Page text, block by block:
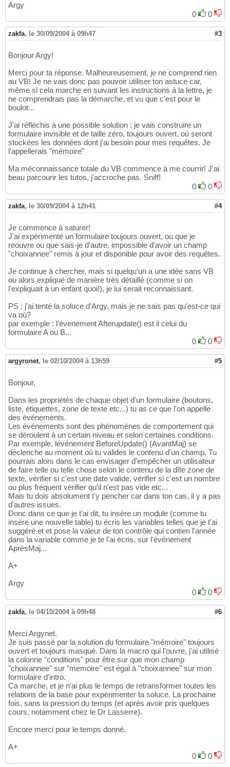
Argy
0
0
zakfa, le 30/09/2004 à 09h47 #3
Bonjour Argy!
Merci pour ta réponse. Malheureusement, je ne comprend rien
au VB! Je ne vais donc pas pouvoir utiliser ton astuce car,
même si cela marche en suivant les instructions à la lettre, je
ne comprendrais pas la démarche, et vu que c'est pour le
boulot...
J'ai réfléchis à une possible solution : je vais construire un
formulaire invisible et de taille zéro, toujours ouvert, où seront
stockées les données dont j'ai besoin pour mes requêtes. Je
l'appellerais "mémoire"
Ma méconnaissance totale du VB commence à me courrir! J'ai
beau parcourir les tutos, j'accroche pas. Sniff!
0
0
zakfa, le 30/09/2004 à 12h41 #4
Je commence à saturer!
J'ai expérimenté un formulaire toujours ouvert, ou que je
reouvre ou que sais-je d'autre, impossible d'avoir un champ
"choixannee" remis à jour et disponible pour avoir des requêtes.
Je continue à chercher, mais si quelqu'un a une idée sans VB
ou alors expliqué de manière très détaillé (comme si on
l'expliquait à un enfant quoi!), je lui serait reconnaissant.
PS : j'ai tenté la soluce d'Argy, mais je ne sais pas qu'est-ce qui
va où?
par exemple : l'évenement Afterupdate() est il celui du
formulaire A ou B...
0
0
argyronet, le 02/10/2004 à 13h59 #5
Bonjour,
Dans les propriétés de chaque objet d'un formulaire (boutons,
liste, étiquettes, zone de texte etc...) tu as ce que l'on appelle
des événements.
Les événements sont des phénomènes de comportement qui
se déroulent à un certain niveau et selon certaines conditions.
Par exemple, lévénement BeforeUpdate() (AvantMaj) se
déclenche au moment où tu valides le contenu d'un champ. Tu
pourrais alors dans le cas envisager d'empêcher un utilisateur
de faire telle ou telle chose selon le contenu de la dîte zone de
texte, vérifier si c'est une date valide, vérifier si c'est un nombre
ou plus fréquent vérifier qu'il n'est pas vide etc...
Mais tu dois absolument t'y pencher car dans ton cas, il y a pas
d'autres issues.
Donc dans ce que je t'ai dit, tu insère un module (comme tu
insère une nouvelle table) tu écris les variables telles que je t'ai
suggéré et et pose la valeur de ton contrôle qui contien l'année
dans la variable comme je te l'ai écris, sur l'événement
AprèsMaj...
A+
Argy
0
0
zakfa, le 04/10/2004 à 09h48 #6
Merci Argynet.
Je suis passé par la solution du formulaire "mémoire" toujours
ouvert et toujours masqué. Dans la macro qui l'ouvre, j'ai utilisé
la colonne "conditions" pour être sur que mon champ
"choixannee" sur "memoire" est égal à "choixannee" sur mon
formulaire d'intro.
Ca marche, et je n'ai plus le temps de retransformer toutes les
relations de la base pour expérimenter ta soluce. La prochaine
fois, sans la pression du temps (et après avoir pris quelques
cours, notamment chez le Dr Lasserre).
Encore merci pour le temps donné.
A+
0
0